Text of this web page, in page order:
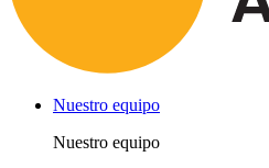
Nuestro equipo
Nuestro equipo